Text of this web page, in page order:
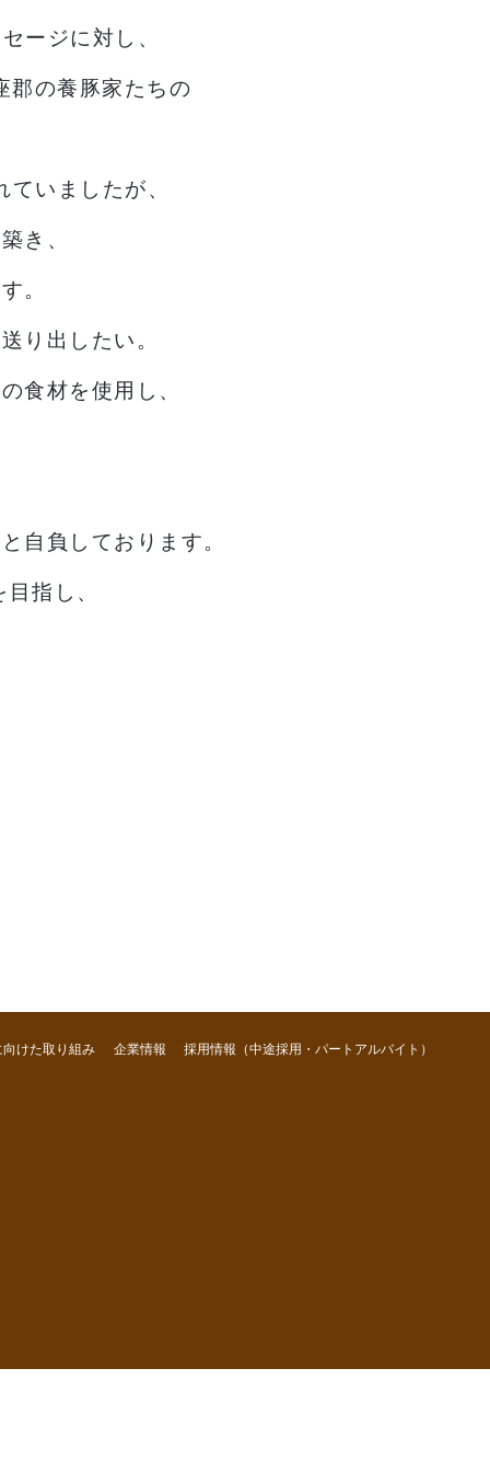
ージに対し、
郡の養豚家たちの
いましたが、
き、
。
り出したい。
食材を使用し、
自負しております。
指し、
けた取り組み 企業情報
採用情報（中途採用・パートアルバイト）